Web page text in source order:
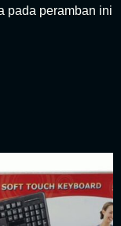
pada peramban ini